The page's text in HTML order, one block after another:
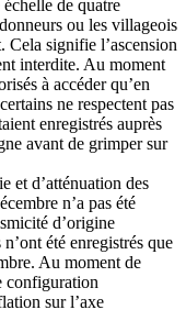
de quatre
ou les villageois
Cela signifie l’ascension
interdite. Au moment
à accéder qu’en
ne respectent pas
enregistrés auprès
avant de grimper sur
et d’atténuation des
n’a pas été
d’origine
été enregistrés que
Au moment de
configuration
sur l’axe